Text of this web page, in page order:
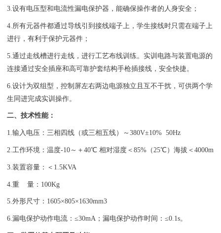
3.设有电压型和电流性漏电保护器，能确保操作者的人身安全；
4.所有元器件都通过导线引到接线端子上，学生接线时只需在端子上
进行，有利于保护元器件；
5.通过走线槽进行走线，进行工艺布线训练。实训电路与装置电源的
连接通过安全插座和高可靠护套结构手枪插接线，安全快捷。
6.设计为双组型，控制屏左右两边电源独立且互不干扰，可供两个学
生同进完成实训操作。
二、技术性能：
1.输入电压：三相四线（或三相五线）～380V±10% 50Hz
2.工作环境：温度-10～＋40℃ 相对湿度＜85%（25℃）海拔＜4000m
3.装置容量：＜1.5KVA
4.重 量：100Kg
5.外形尺寸：1605×805×1630mm3
6.漏电保护动作电流：≤30mA；漏电保护动作时间：≤0.1s。